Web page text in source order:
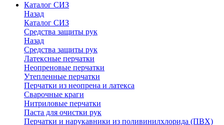
Каталог СИЗ
Назад
Каталог СИЗ
Средства защиты рук
Назад
Средства защиты рук
Латексные перчатки
Неопреновые перчатки
Утепленные перчатки
Перчатки из неопрена и латекса
Сварочные краги
Нитриловые перчатки
Паста для очистки рук
Перчатки и нарукавники из поливинилхлорида (ПВХ)